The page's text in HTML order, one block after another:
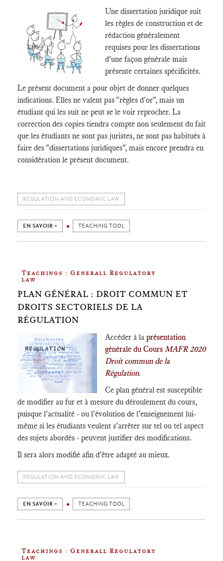
Une dissertation juridique suit
les règles de construction et de
rédaction généralement
requises pour les dissertations
d'une façon générale mais
présente certaines spécificités.
Le présent document a pour objet de donner quelques
indications. Elles ne valent pas "règles d'or", mais un
étudiant qui les suit ne peut se le voir reprocher. La
correction des copies tiendra compte non seulement du fait
que les étudiants ne sont pas juristes, ne sont pas habitués à
faire des "dissertations juridiques", mais encore prendra en
considération le présent document.
REGULATION AND ECONOMIC LAW
EN SAVOIR + TEACHING TOOL
Teachings : Generall Regulatory
law
PLAN GÉNÉRAL : DROIT COMMUN ET
DROITS SECTORIELS DE LA
RÉGULATION
Accéder à la présentation
générale du Cours MAFR 2020
Droit commun de la
Régulation.
Ce plan général est susceptible
de modifier au fur et à mesure du déroulement du cours,
puisque l'actualité - ou l'évolution de l'enseignement lui-
même si les étudiants veulent s'arrêter sur tel ou tel aspect
des sujets abordés - peuvent justifier des modifications.
Il sera alors modifié afin d'être adapté au mieux.
REGULATION AND ECONOMIC LAW
EN SAVOIR + TEACHING TOOL
Teachings : Generall Regulatory
law